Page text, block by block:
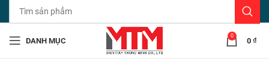
DANH MỤC
0
0 ₫